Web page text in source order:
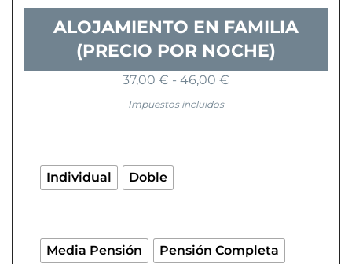
ALOJAMIENTO EN FAMILIA
(PRECIO POR NOCHE)
37,00 € - 46,00 €
Impuestos incluidos
Individual Doble
Media Pensión Pensión Completa
(precio